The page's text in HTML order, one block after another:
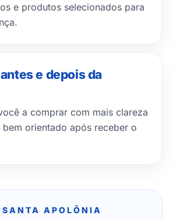
e produtos selecionados para
e depois da
a comprar com mais clareza
bem orientado após receber o
SANTA APOLÔNIA